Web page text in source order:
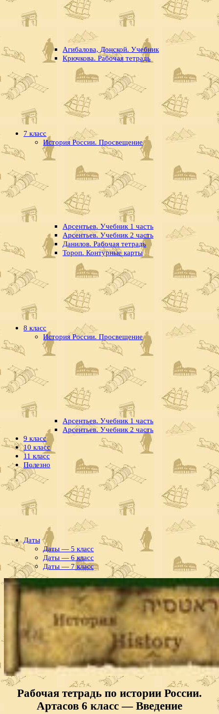
Агибалова, Донской. Учебник
Крючкова. Рабочая тетрадь
7 класс
История России. Просвещение
Арсентьев. Учебник 1 часть
Арсентьев. Учебник 2 часть
Данилов. Рабочая тетрадь
Тороп. Контурные карты
8 класс
История России. Просвещение
Арсентьев. Учебник 1 часть
Арсентьев. Учебник 2 часть
9 класс
10 класс
11 класс
Полезно
Даты
Даты — 5 класс
Даты — 6 класс
Даты — 7 класс
Рабочая тетрадь по истории России.
Артасов 6 класс — Введение